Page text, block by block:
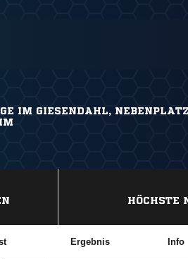
IM GIESENDAHL,
HÖCHSTE
Ergebnis Info